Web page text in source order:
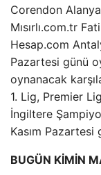
Corendon
Mısırlı.com.tr
Hesap.com
Pazartesi günü
oynanacak
1. Lig, Premier
İngiltere
Kasım
BUGÜN KİMİN